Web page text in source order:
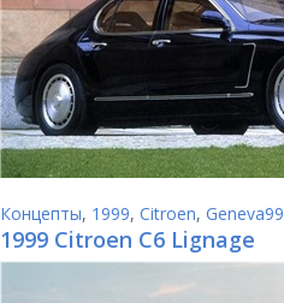
Концепты, 1999, Citroen, Geneva99
1999 Citroen C6 Lignage